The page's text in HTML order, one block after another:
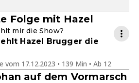
Folge mit Hazel
mir die Show?
Hazel Brugger die
vom 17.12.2023 • 139 Min • Ab 12
auf dem Vormarsch